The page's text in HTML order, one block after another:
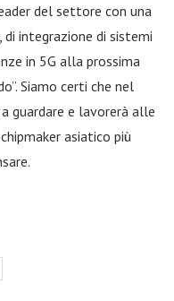
del settore con una
integrazione di sistemi
in 5G alla prossima
Siamo certi che nel
guardare e lavorerà alle
asiatico più